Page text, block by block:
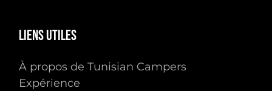
Liensutiles
À propos de Tunisian Campers
Expérience